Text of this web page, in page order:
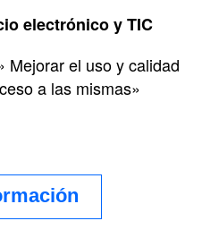
electrónico y TIC
Mejorar el uso y calidad
a las mismas»